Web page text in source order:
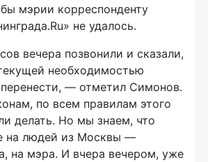
мэрии корреспонденту
не удалось.
вечера позвонили и сказали,
необходимостью
— отметил Симонов.
по всем правилам этого
делать. Но мы знаем, что
на людей из Москвы —
на мэра. И вчера вечером, уже